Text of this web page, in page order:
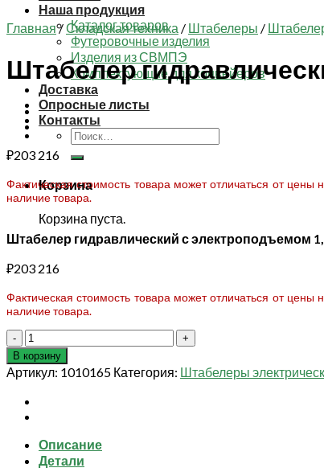
Наша продукция
Каталог товаров
Футеровочные изделия
Изделия из СВМПЭ
Комплектующие для конвейеров
Доставка
Опросные листы
Контакты
Искать:
Корзина
Корзина пуста.
Главная /Складская техника / Штабелеры /
Штабелер
₽203 216
Фактическая стоимость товара может отличаться от
наличие товара.
Штабелер гидравлический с электроподъемом
₽203 216
Фактическая стоимость товара может отличаться от
наличие товара.
Количество
товара
Штабелер
гидравлический
с
электроподъемом
т
3,0
В корзину
Артикул: 1010165 Категория: Штабелеры
Описание
Детали